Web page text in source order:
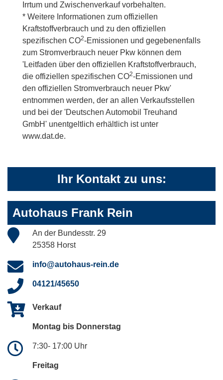
Irrtum und Zwischenverkauf vorbehalten.
* Weitere Informationen zum offiziellen
Kraftstoffverbrauch und zu den offiziellen
spezifischen CO2-Emissionen und gegebenenfalls
zum Stromverbrauch neuer Pkw können dem
'Leitfaden über den offiziellen Kraftstoffverbrauch,
die offiziellen spezifischen CO2-Emissionen und
den offiziellen Stromverbrauch neuer Pkw'
entnommen werden, der an allen Verkaufsstellen
und bei der 'Deutschen Automobil Treuhand
GmbH' unentgeltlich erhältlich ist unter
www.dat.de.
Ihr Kontakt zu uns:
Autohaus Frank Rein
An der Bundesstr. 29
25358 Horst
info@autohaus-rein.de
04121/45650
Verkauf
Montag bis Donnerstag
7:30- 17:00 Uhr
Freitag